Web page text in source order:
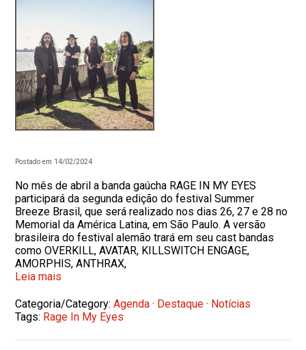
Postado em 14/02/2024
No mês de abril a banda gaúcha RAGE IN MY EYES
participará da segunda edição do festival Summer
Breeze Brasil, que será realizado nos dias 26, 27 e 28 no
Memorial da América Latina, em São Paulo. A versão
brasileira do festival alemão trará em seu cast bandas
como OVERKILL, AVATAR, KILLSWITCH ENGAGE,
AMORPHIS, ANTHRAX,
Leia mais
Categoria/Category:Agenda · Destaque · Notícias
Tags: Rage In My Eyes